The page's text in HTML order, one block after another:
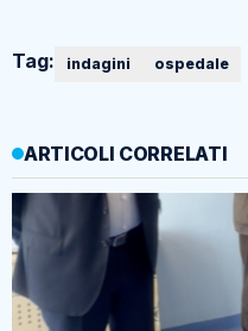
Tag: indagini ospedale
ARTICOLI CORRELATI